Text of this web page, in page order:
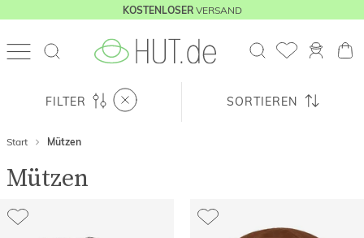
KOSTENLOSERVERSAND
Start Mützen
Mützen
FILTER SORTIEREN